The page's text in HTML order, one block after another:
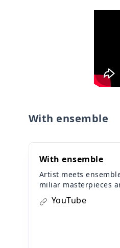
With ensemble
With ensemble
Artist meets
miliar masterpieces
y time and age, we
formance, using only
YouTube